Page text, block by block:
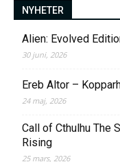
NYHETER
Alien: Evolved
30 juni, 2026
Ereb Altor –
24 maj, 2026
Call of Cthulhu The
Rising
25 mars, 2026